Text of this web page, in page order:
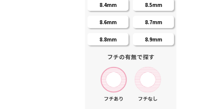
8.4mm 8.5mm
8.6mm 8.7mm
8.8mm 8.9mm
フチの有無で探す
フチあり フチなし